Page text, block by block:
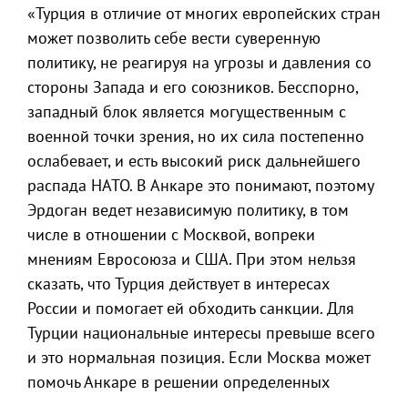
«Турция в отличие от многих европейских стран
может позволить себе вести суверенную
политику, не реагируя на угрозы и давления со
стороны Запада и его союзников. Бесспорно,
западный блок является могущественным с
военной точки зрения, но их сила постепенно
ослабевает, и есть высокий риск дальнейшего
распада НАТО. В Анкаре это понимают, поэтому
Эрдоган ведет независимую политику, в том
числе в отношении с Москвой, вопреки
мнениям Евросоюза и США. При этом нельзя
сказать, что Турция действует в интересах
России и помогает ей обходить санкции. Для
Турции национальные интересы превыше всего
и это нормальная позиция. Если Москва может
помочь Анкаре в решении определенных